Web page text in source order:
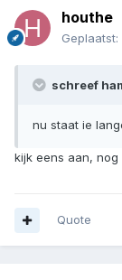
houthe
Geplaatst:
schreef
nu staat ie
kijk eens aan,
Quote